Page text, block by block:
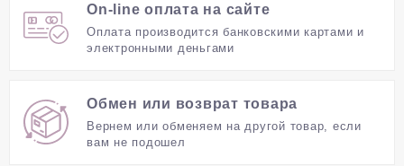
On-line оплата на сайте
Оплата производится банковскими картами и
электронными деньгами
Обмен или возврат товара
Вернем или обменяем на другой товар, если
вам не подошел